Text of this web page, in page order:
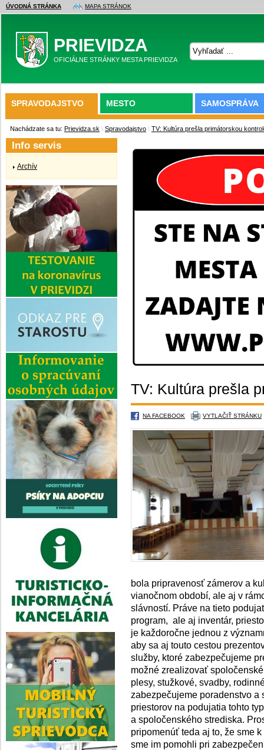
ÚVODNÁ STRÁNKA MAPA STRÁNOK
PRIEVIDZA
OFICIÁLNE STRÁNKY MESTA PRIEVIDZA
SPRAVODAJSTVO MESTO SAMOSPRÁVA
Nachádzate sa tu: Prievidza.sk \ Spravodajstvo \ TV: Kultúra prešla primátorskou
TV: Kultúra prešla
NA FACEBOOK VYTLAČIŤ STRÁNKU
bola pripravenosť zámerov a
vianočnom období, ale aj v
slávností. Práve na tieto
program, ale aj inventár,
je každoročne jednou z
aby sa aj touto cestou
služby, ktoré zabezpečujeme
možné zrealizovať
plesy, stužkové, svadby,
zabezpečujeme poradenstvo a
priestorov na podujatia tohto
a spoločenského strediska.
pripomenúť teda aj to, že sme
sme im pomohli pri
Info servis
Archív